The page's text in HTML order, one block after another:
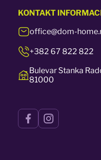
KONTAKT
office@dom-
+382 67 822 822
Bulevar Stanka
81000